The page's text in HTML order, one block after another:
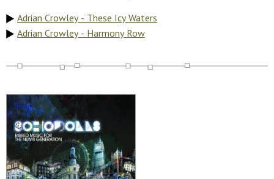
Adrian Crowley - These Icy Waters
Adrian Crowley - Harmony Row